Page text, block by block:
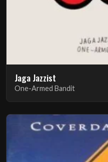
Jaga Jazzist
One-Armed Bandit